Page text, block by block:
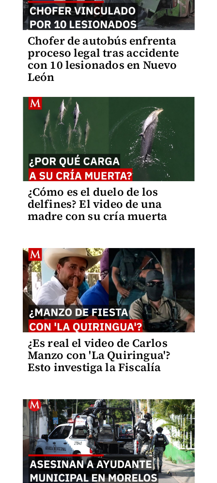
Chofer de autobús enfrenta
proceso legal tras accidente
con 10 lesionados en Nuevo
León
¿Cómo es el duelo de los
delfines? El video de una
madre con su cría muerta
¿Es real el video de Carlos
Manzo con 'La Quiringua'?
Esto investiga la Fiscalía